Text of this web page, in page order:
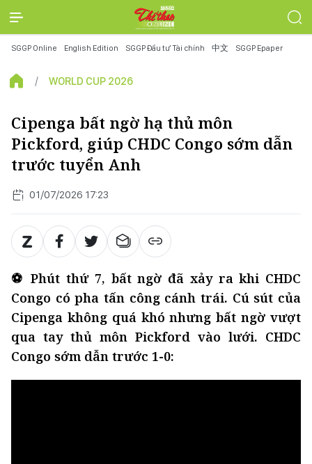
SGGP Online English Edition SGGP Đầu tư Tài chính 中文 SGGP Epaper
WORLD CUP 2026
Cipenga bất ngờ hạ thủ môn
Pickford, giúp CHDC Congo sớm dẫn
trước tuyển Anh
01/07/2026 17:23
⚽ Phút thứ 7, bất ngờ đã xảy ra khi CHDC
Congo có pha tấn công cánh trái. Cú sút của
Cipenga không quá khó nhưng bất ngờ vượt
qua tay thủ môn Pickford vào lưới. CHDC
Congo sớm dẫn trước 1-0: